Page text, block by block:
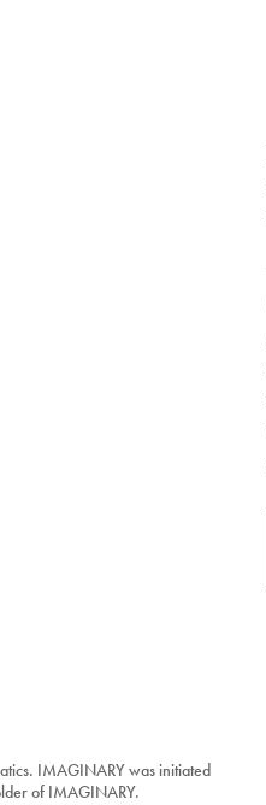
IMAGINARY was initiated
of IMAGINARY.